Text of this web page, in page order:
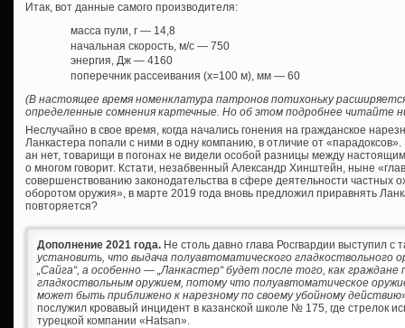
Итак, вот данные самого производителя:
масса пули, г — 14,8
начальная скорость, м/с — 750
энергия, Дж — 4160
поперечник рассеивания (х=100 м), мм — 60
(В настоящее время номенклатура патронов потихоньку
определенные сомнения картечные. Но об этом подробнее читайте
Неслучайно в свое время, когда начались гонения на гражданское
Ланкастера попали с ними в одну компанию, в отличие от
ан нет, товарищи в погонах не видели особой разницы между
о многом говорит. Кстати, незабвенный Александр Хинштейн, ныне
совершенствованию законодательства в сфере деятельности частных
оборотом оружия», в марте 2019 года вновь предложил приравнять
повторяется?
Дополнение 2021 года. Не столь давно глава Росгвардии выступил с
установить, что выдача полуавтоматического гладкоствольного
„Сайга“, а особенно — „Ланкастер“ будет после того, как
гладкоствольным оружием, потому что полуавтоматическое
может быть приближено к нарезному по своему убойному действию
послужил кровавый инцидент в казанской школе № 175, где стрелок
турецкой компании «Hatsan».